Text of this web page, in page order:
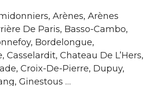
Arènes, Arènes
De Paris, Basso-Cambo,
Bordelongue,
Chateau De L’Hers,
Croix-De-Pierre, Dupuy,
Ginestous …